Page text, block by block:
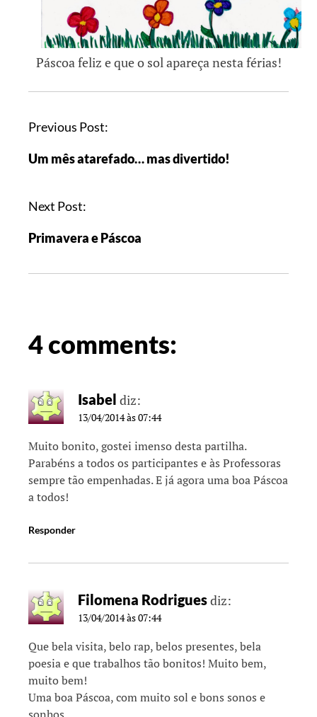
Páscoa feliz e que o sol apareça nesta férias!
Previous Post:
Um mês atarefado… mas divertido!
Next Post:
Primavera e Páscoa
4 comments:
Isabel diz:
13/04/2014 às 07:44
Muito bonito, gostei imenso desta partilha.
Parabéns a todos os participantes e às Professoras
sempre tão empenhadas. E já agora uma boa Páscoa
a todos!
Responder
Filomena Rodriguesdiz:
13/04/2014 às 07:44
Que bela visita, belo rap, belos presentes, bela
poesia e que trabalhos tão bonitos! Muito bem,
muito bem!
Uma boa Páscoa, com muito sol e bons sonos e